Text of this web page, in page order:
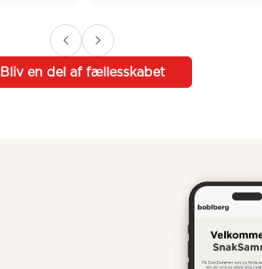
Bliv en del af fællesskabet